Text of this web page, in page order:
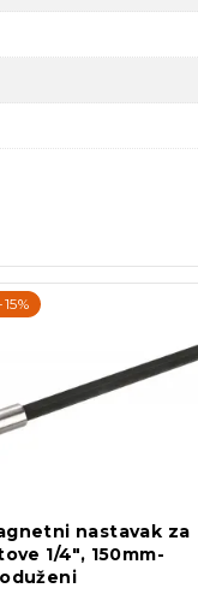
nastavak za
1/4″, 150mm-